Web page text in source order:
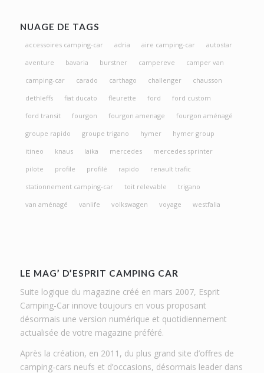
NUAGE DE TAGS
accessoires camping-car adria aire camping-car
autostar
aventure
bavaria burstner campereve
camper van
camping-car
carado carthago challenger
chausson
dethleffs
fiat ducato fleurette ford
ford custom
ford transit
fourgon fourgon amenage
fourgon aménagé
groupe rapido
groupe trigano hymer
hymer group
itineo
knaus laika mercedes
mercedes sprinter
pilote
profile profilé rapido
renault trafic
stationnement camping-car
toit relevable
trigano
van aménagé
vanlife volkswagen voyage westfalia
LE MAG’ D’ESPRIT CAMPING CAR
Suite logique du magazine créé en mars 2007, Esprit
Camping-Car innove toujours en vous proposant
désormais une version numérique et quotidiennement
actualisée de votre magazine préféré.
Après la création, en 2011, du plus grand site d’offres de
camping-cars neufs et d’occasions, désormais leader dans